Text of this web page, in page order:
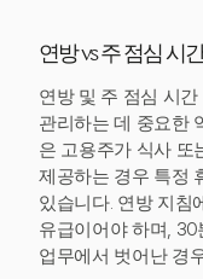
연방 vs 주 점심 시
연방 및 주 점심 시
관리하는 데 중요한
은 고용주가 식사 또
제공하는 경우 특정
있습니다. 연방 지침
유급이어야 하며,
업무에서 벗어난 경